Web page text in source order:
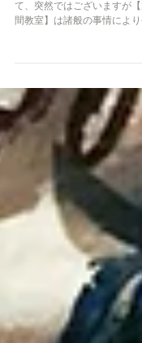
て、突然ではございますが
間教室】は諸般の事情によ